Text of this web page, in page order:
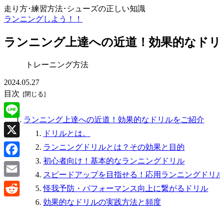
走り方･練習方法･シューズの正しい知識
ランニングしよう！！
ランニング上達への近道！効果的なド
トレーニング方法
2024.05.27
目次
ランニング上達への近道！効果的なドリルをご紹介
ドリルとは。
ランニングドリルとは？その効果と目的
初心者向け！基本的なランニングドリル
スピードアップを目指せる！応用ランニングドリ
怪我予防・パフォーマンス向上に繋がるドリル
効果的なドリルの実践方法と頻度
Line
X
Facebook
Email